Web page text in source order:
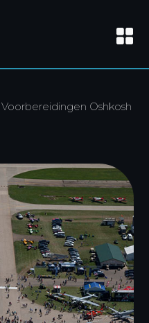
Voorbereidingen Oshkosh